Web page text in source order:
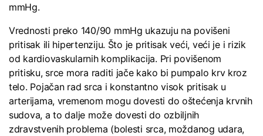
mmHg.
Vrednosti preko 140/90 mmHg ukazuju na povišeni
pritisak ili hipertenziju. Što je pritisak veći, veći je i rizik
od kardiovaskularnih komplikacija. Pri povišenom
pritisku, srce mora raditi jače kako bi pumpalo krv kroz
telo. Pojačan rad srca i konstantno visok pritisak u
arterijama, vremenom mogu dovesti do oštećenja krvnih
sudova, a to dalje može dovesti do ozbiljnih
zdravstvenih problema (bolesti srca, moždanog udara,